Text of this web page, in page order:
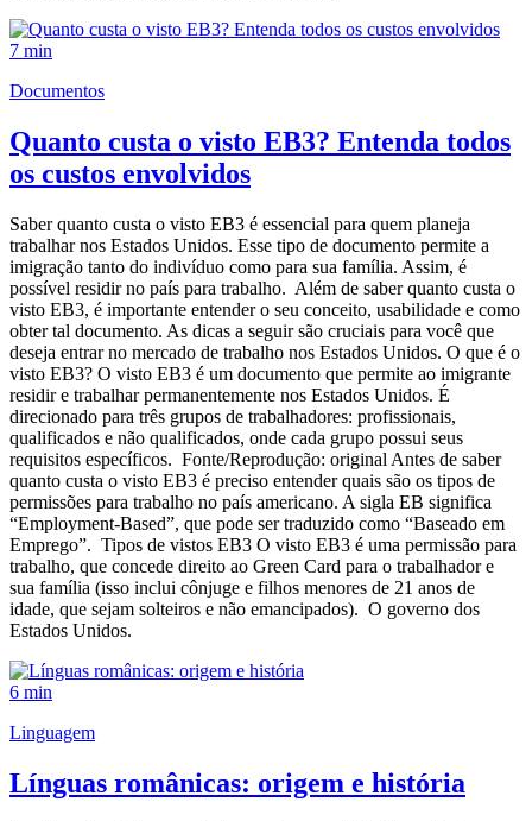
7 min
Documentos
Quanto custa o visto EB3? Entenda todos
os custos envolvidos
Saber quanto custa o visto EB3 é essencial para quem planeja
trabalhar nos Estados Unidos. Esse tipo de documento permite a
imigração tanto do indivíduo como para sua família. Assim, é
possível residir no país para trabalho. Além de saber quanto custa o
visto EB3, é importante entender o seu conceito, usabilidade e como
obter tal documento. As dicas a seguir são cruciais para você que
deseja entrar no mercado de trabalho nos Estados Unidos. O que é o
visto EB3? O visto EB3 é um documento que permite ao imigrante
residir e trabalhar permanentemente nos Estados Unidos. É
direcionado para três grupos de trabalhadores: profissionais,
qualificados e não qualificados, onde cada grupo possui seus
requisitos específicos. Fonte/Reprodução: original Antes de saber
quanto custa o visto EB3 é preciso entender quais são os tipos de
permissões para trabalho no país americano. A sigla EB significa
“Employment-Based”, que pode ser traduzido como “Baseado em
Emprego”. Tipos de vistos EB3 O visto EB3 é uma permissão para
trabalho, que concede direito ao Green Card para o trabalhador e
sua família (isso inclui cônjuge e filhos menores de 21 anos de
idade, que sejam solteiros e não emancipados). O governo dos
Estados Unidos.
6 min
Linguagem
Línguas românicas: origem e história